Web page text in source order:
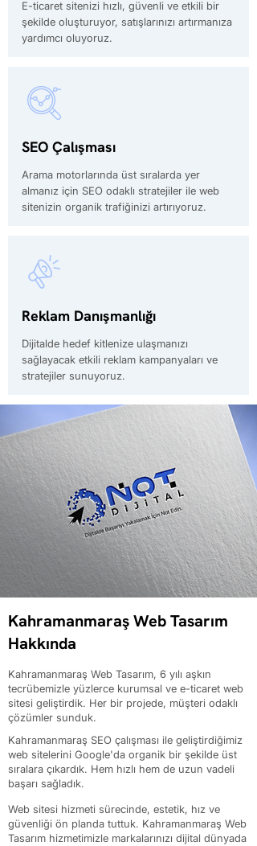
E-ticaret sitenizi hızlı, güvenli ve etkili bir
şekilde oluşturuyor, satışlarınızı artırmanıza
yardımcı oluyoruz.
SEO Çalışması
Arama motorlarında üst sıralarda yer
almanız için SEO odaklı stratejiler ile web
sitenizin organik trafiğinizi artırıyoruz.
Reklam Danışmanlığı
Dijitalde hedef kitlenize ulaşmanızı
sağlayacak etkili reklam kampanyaları ve
stratejiler sunuyoruz.
Kahramanmaraş Web Tasarım
Hakkında
Kahramanmaraş Web Tasarım, 6 yılı aşkın
tecrübemizle yüzlerce kurumsal ve e-ticaret web
sitesi geliştirdik. Her bir projede, müşteri odaklı
çözümler sunduk.
Kahramanmaraş SEO çalışması ile geliştirdiğimiz
web sitelerini Google'da organik bir şekilde üst
sıralara çıkardık. Hem hızlı hem de uzun vadeli
başarı sağladık.
Web sitesi hizmeti sürecinde, estetik, hız ve
güvenliği ön planda tuttuk. Kahramanmaraş Web
Tasarım hizmetimizle markalarınızı dijital dünyada